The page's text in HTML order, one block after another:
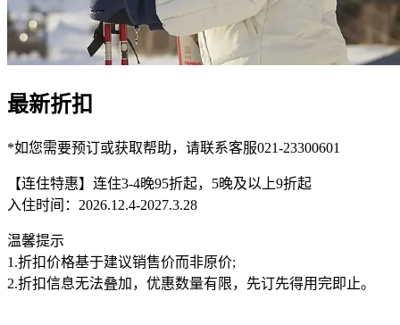
最新折扣
*如您需要预订或获取帮助，请联系客服021-23300601
【连住特惠】连住3-4晚95折起，5晚及以上9折起
入住时间：2026.12.4-2027.3.28
温馨提示
1.折扣价格基于建议销售价而非原价;
2.折扣信息无法叠加，优惠数量有限，先订先得用完即止。